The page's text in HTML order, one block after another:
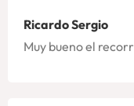
Ricardo Sergio
Muy bueno el